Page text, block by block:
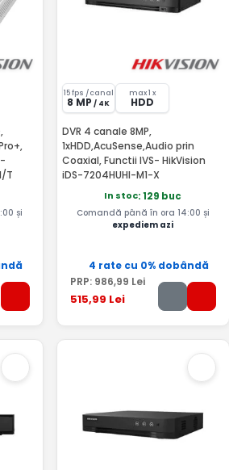
T
și
15 fps /canal
8 MP / 4K
max 1 x
HDD
DVR 4 canale 8MP,
1xHDD,AcuSense,Audio prin
Coaxial, Functii IVS- HikVision
iDS-7204HUHI-M1-X
In stoc: 129 buc
Comandă până în ora 14:00 și
expediem azi
4 rate cu 0% dobândă
PRP: 986,99 Lei
515,99 Lei